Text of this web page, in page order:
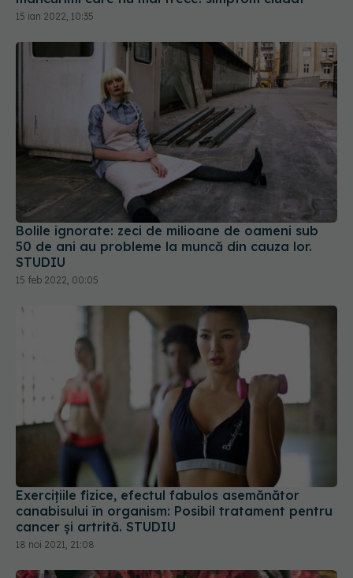
Bolile ignorate: zeci de milioane de oameni sub
50 de ani au probleme la muncă din cauza lor.
STUDIU
15 feb 2022, 00:05
Exercițiile fizice, efectul fabulos asemănător
canabisului în organism: Posibil tratament pentru
cancer și artrită. STUDIU
18 noi 2021, 21:08